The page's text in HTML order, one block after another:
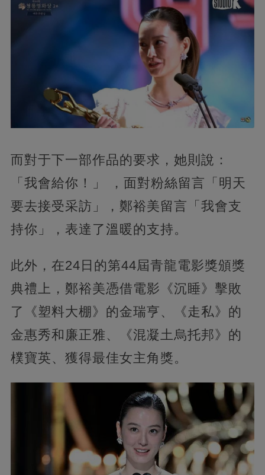
而對于下一部作品的要求，她則說：
「我會給你！」 ，面對粉絲留言「明天
要去接受采訪」，鄭裕美留言「我會支
持你」，表達了溫暖的支持。
此外，在24日的第44屆青龍電影獎頒獎
典禮上，鄭裕美憑借電影《沉睡》擊敗
了《塑料大棚》的金瑞亨、《走私》的
金惠秀和廉正雅、《混凝土烏托邦》的
樸寶英、獲得最佳女主角獎。